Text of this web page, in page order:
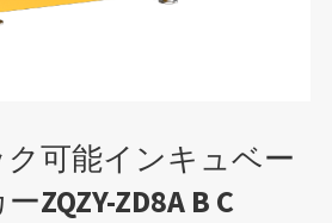
可能インキュベー
ZQZY-ZD8A B C